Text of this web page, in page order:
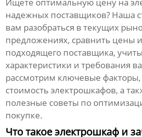
Ищете оптимальную цену на
надежных поставщиков? Наша
вам разобраться в текущих
предложениях, сравнить цены
подходящего поставщика,
характеристики и требования
рассмотрим ключевые
стоимостьэлектрошкафов, а
полезные советы по
покупке.
Что такое электрошкаф и